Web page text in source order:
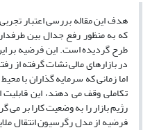
که به منظور رفع جدال بین
طرح گردیده است. این فرضیه بر
در بازارهای مالی نشات گرفته از
اما زمانی که سرمایه گذاران با
تکاملی وقف می دهند، این
رژیم بازار را به وضعیت کارا بر می